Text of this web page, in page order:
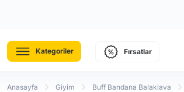
Kategoriler Fırsatlar
Anasayfa Giyim Buff Bandana Balaklava